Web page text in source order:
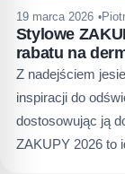
19 marca 2026
Stylowe
rabatu na
Z nadejściem
inspiracji do
dostosowując ją
ZAKUPY 2026 to